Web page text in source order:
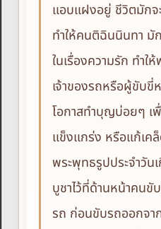
แอบแฝงอยู่ ชีวิตมักจ
ทำให้คนติฉินนินทา มั
ในเรื่องความรัก ทำใ
เจ้าของรถหรือผู้ขับขี่
โอกาสทำบุญบ่อยๆ เ
แข็งแกร่ง หรือแก้เค
พระพุทธรูปประจำวัน
บูชาไว้ที่ด้านหน้าคนขั
รถ ก่อนขับรถออกจา